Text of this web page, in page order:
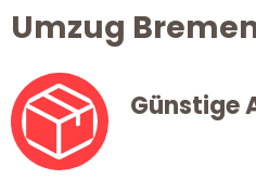
Umzug
Günstige